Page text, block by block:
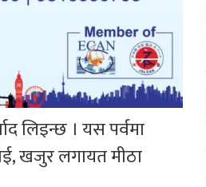
लिइन्छ । यस पर्वमा
खजुर लगायत मीठा